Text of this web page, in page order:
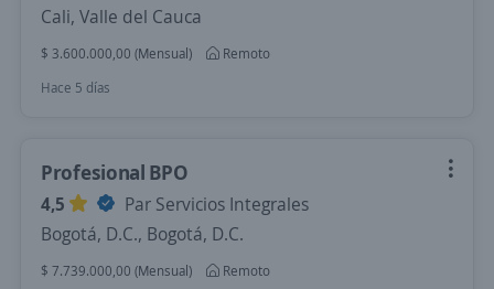
Cali, Valle del Cauca
$ 3.600.000,00 (Mensual)
Remoto
Hace 5 días
Profesional BPO
4,5
Par Servicios Integrales
Bogotá, D.C., Bogotá, D.C.
$ 7.739.000,00 (Mensual)
Remoto